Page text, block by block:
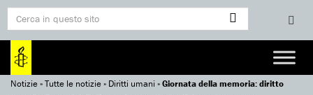
Notizie»Tutte le notizie» Diritti umani »Giornata della memoria: diritto